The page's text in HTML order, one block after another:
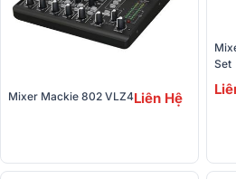
Mixer Mackie 802 VLZ4Liên Hệ
Set